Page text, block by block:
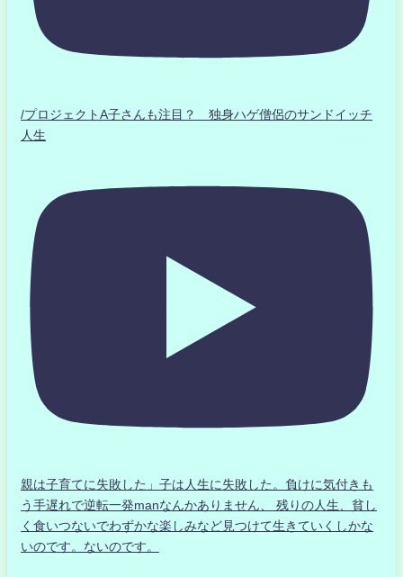
/プロジェクトA子さんも注目？ 独身ハゲ僧侶のサンドイッチ
人生
親は子育てに失敗した」子は人生に失敗した。負けに気付きも
う手遅れで逆転一発manなんかありません、 残りの人生、貧し
く食いつないでわずかな楽しみなど見つけて生きていくしかな
いのです。ないのです。